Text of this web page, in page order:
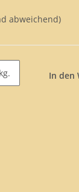
abweichend)
In den